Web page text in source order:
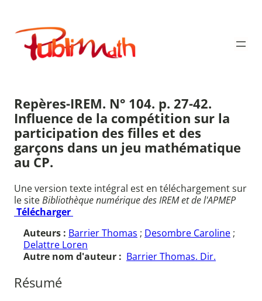
contenu
Publimath
Repères-IREM. N° 104. p. 27-42.
Influence de la compétition sur la
participation des filles et des
garçons dans un jeu mathématique
au CP.
Une version texte intégral est en téléchargement sur
le siteBibliothèque numérique des IREM et de l'APMEP
Télécharger
Auteurs : Barrier Thomas ; Desombre Caroline ;
Delattre Loren
Autre nom d'auteur : Barrier Thomas. Dir.
Résumé